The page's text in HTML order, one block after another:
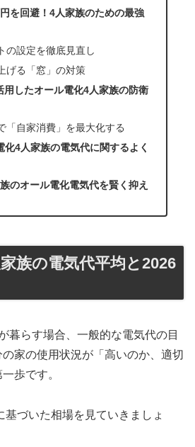
を回避！4人家族のための最強
の設定を徹底見直し
げる「窓」の対策
用したオール電化4人家族の防衛
「自家消費」を最大化する
化4人家族の電気代に関するよく
のオール電化電気代を賢く抑え
族の電気代平均と2026
暮らす場合、一般的な電気代の目
家の使用状況が「高いのか、適切
歩です。
基づいた相場を見ていきましょ